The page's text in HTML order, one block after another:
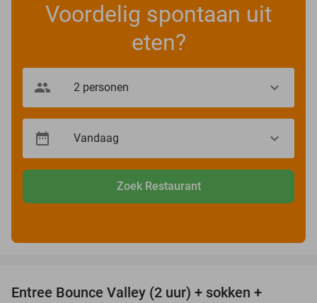
Voordelig spontaan uit
eten?
Zoek Restaurant
Entree Bounce Valley (2 uur) + sokken +